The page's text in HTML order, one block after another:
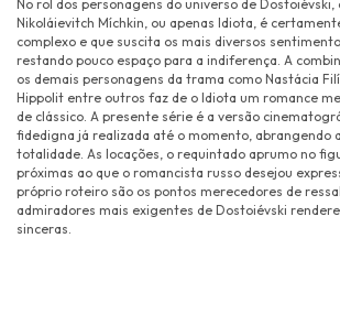
No rol dos personagens do universo de Dostoiévski,
Nikoláievitch Míchkin, ou apenas Idiota, é
complexo e que suscita os mais diversos
restando pouco espaço para a indiferença. A
os demais personagens da trama como Nastácia
Hippolit entre outros faz de o Idiota um romance
de clássico. A presente série é a versão
fidedigna já realizada até o momento, abrangendo
totalidade. As locações, o requintado aprumo no
próximas ao que o romancista russo desejou
próprio roteiro são os pontos merecedores de
admiradores mais exigentes de Dostoiévski
sinceras.